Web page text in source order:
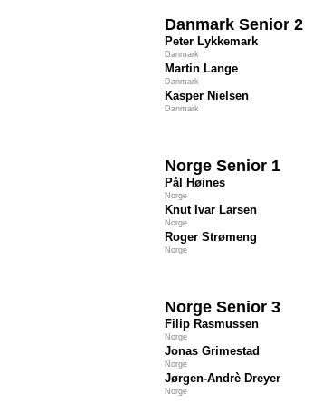
Danmark Senior 2
Peter Lykkemark
Danmark
Martin Lange
Danmark
Kasper Nielsen
Danmark
Norge Senior 1
Pål Høines
Norge
Knut Ivar Larsen
Norge
Roger Strømeng
Norge
Norge Senior 3
Filip Rasmussen
Norge
Jonas Grimestad
Norge
Jørgen-Andrè Dreyer
Norge